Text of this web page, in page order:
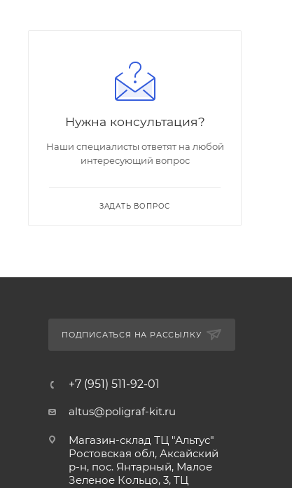
Нужна консультация?
Наши специалисты ответят на любой
интересующий вопрос
ЗАДАТЬ ВОПРОС
ПОДПИСАТЬСЯ НА РАССЫЛКУ
+7 (951) 511-92-01
altus@poligraf-kit.ru
Магазин-склад ТЦ "Альтус"
Ростовская обл, Аксайский
р-н, пос. Янтарный, Малое
Зеленое Кольцо, 3, ТЦ